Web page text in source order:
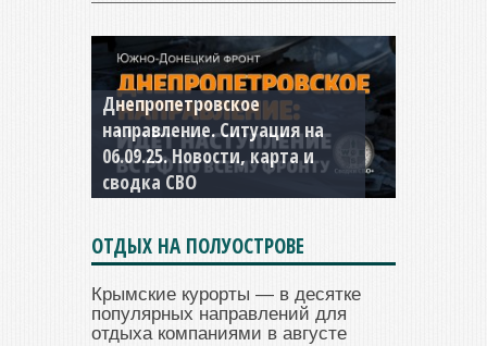
Днепропетровское
направление. Ситуация на
06.09.25. Новости, карта и
сводка СВО
Константиновское
направление. Ситуация на
04.09.25 Новости, карта и
сводка СВО
ОТДЫХ НА ПОЛУОСТРОВЕ
Крымские курорты — в десятке
популярных направлений для
отдыха компаниями в августе